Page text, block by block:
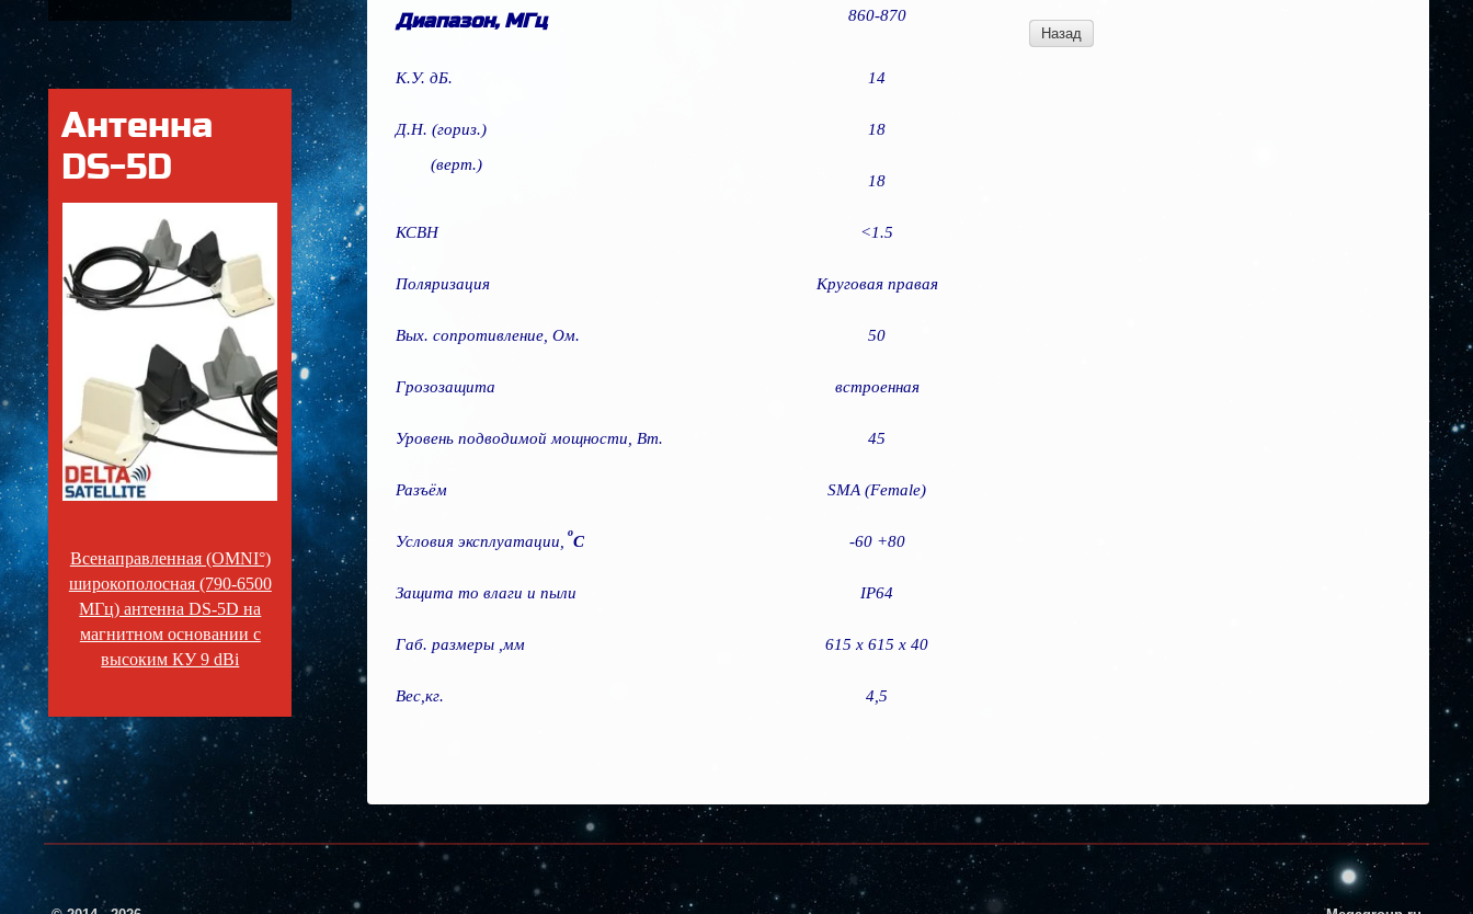
Антенна
DS-5D
Всенаправленная (OMNI°)
широкополосная (790-6500
МГц) антенна DS-5D на
магнитном основании с
высоким КУ 9 dBi
Диапазон, МГц 860-870
К.У. дБ. 14
Д.Н. (гориз.)
(верт.)
18
18
КСВН <1.5
Поляризация Круговая правая
Вых. сопротивление, Ом. 50
Грозозащита встроенная
Уровень подводимой мощности, Вт. 45
Разъём SMA (Female)
Условия эксплуатации,
о
С -60 +80
Защита то влаги и пыли IP64
Габ. размеры ,мм 615 х 615 х 40
Вес,кг. 4,5
Назад